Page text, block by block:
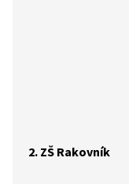
2. ZŠ Rakovník